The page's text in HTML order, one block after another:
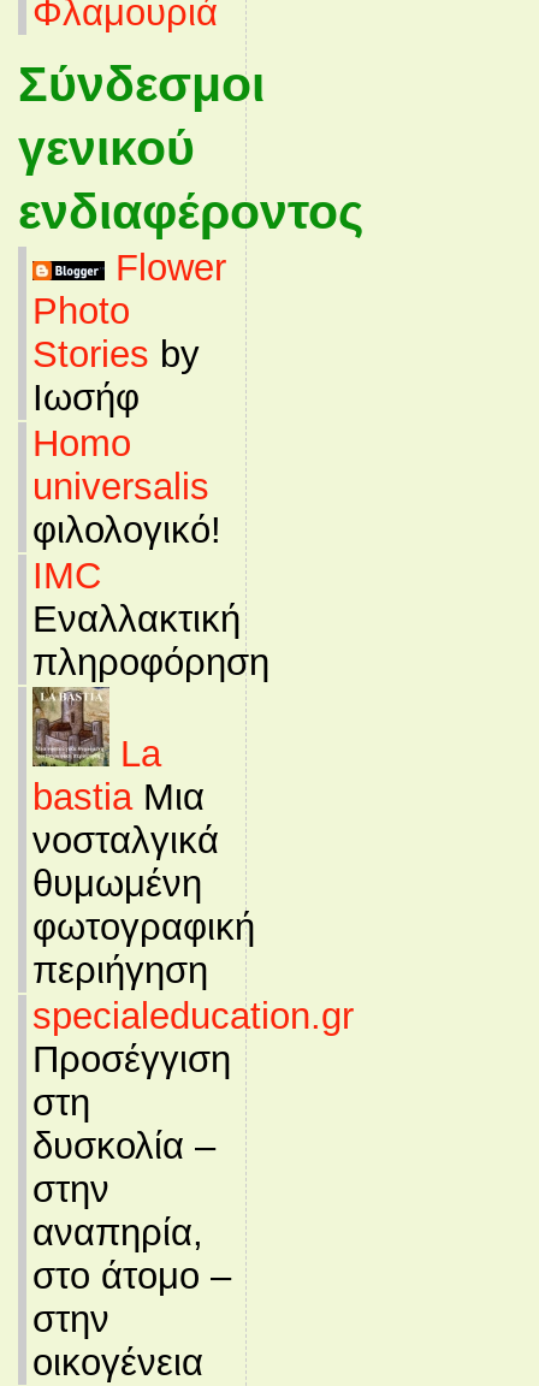
Φλαμουριά
Σύνδεσμοι
γενικού
ενδιαφέροντος
Flower
Photo
Stories by
Ιωσήφ
Homo
universalis
φιλολογικό!
IMC
Εναλλακτική
πληροφόρηση
La
bastiaΜια
νοσταλγικά
θυμωμένη
φωτογραφική
περιήγηση
specialeducation.gr
Προσέγγιση
στη
δυσκολία –
στην
αναπηρία,
στο άτομο –
στην
οικογένεια